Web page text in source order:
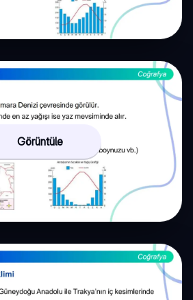
Görüntüle